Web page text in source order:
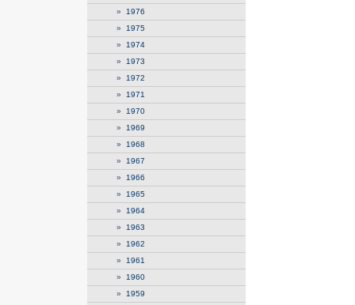
» 1976
» 1975
» 1974
» 1973
» 1972
» 1971
» 1970
» 1969
» 1968
» 1967
» 1966
» 1965
» 1964
» 1963
» 1962
» 1961
» 1960
» 1959